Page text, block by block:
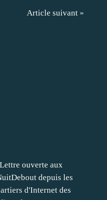
Article suivant »